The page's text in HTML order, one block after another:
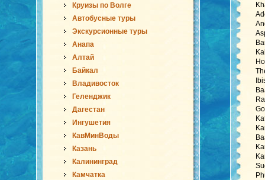
Круизы по Волге
Автобусные туры
Экскурсионные туры
Анапа
Алтай
Байкал
Владивосток
Геленджик
Дагестан
Ингушетия
КавМинВоды
Казань
Калининград
Камчатка